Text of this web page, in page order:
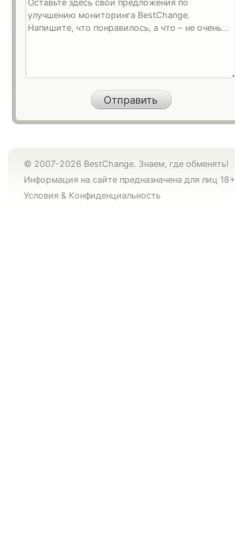
© 2007-2026 BestChange. Знаем, где обменять!
Информация на сайте предназначена для лиц 18+
Условия & Конфиденциальность